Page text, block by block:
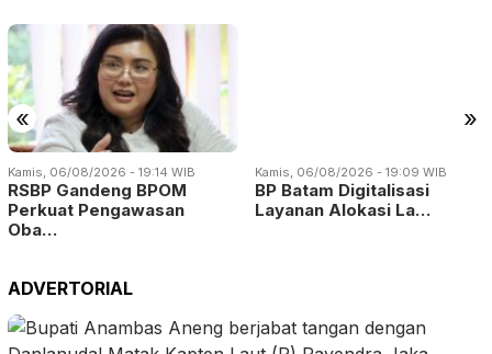
« »
Kamis, 06/08/2026 - 19:14 WIB
RSBP Gandeng BPOM
Perkuat Pengawasan
Oba…
Kamis, 06/08/2026 - 19:09 WIB
BP Batam Digitalisasi
Layanan Alokasi La…
ADVERTORIAL